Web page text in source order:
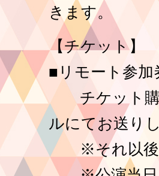
きます。
【チケット】
■リモート参加
チケット購
ルにてお送り
※それ以後に